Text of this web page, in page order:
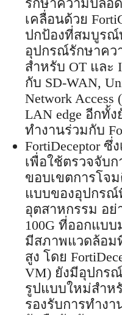
รักษาความปลอ
เคลื่อนด้วย
ปกป้องที่สมบูรณ์
อุปกรณ์รักษาคว
สำหรับ OT และ
กับ SD-WAN,
Network
LAN edge อีกทั้
ทำงานร่วมกับ
FortiDeceptor
เพื่อใช้ตรวจจับ
ขอบเขตการโจ
แบบของอุปกร
อุตสาหกรรม อย่า
100G ที่ออกแบ
มีสภาพแวดล้อม
สูง โดย
VM) ยังมีอุปกร
รูปแบบใหม่สำห
รองรับการทำง